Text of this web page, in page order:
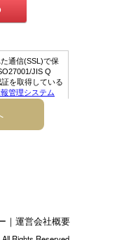
｜ 運営会社概要